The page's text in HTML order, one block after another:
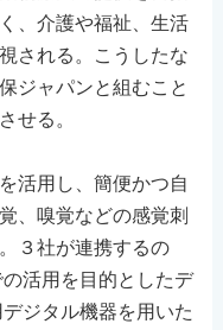
、介護や福祉、生活
される。こうしたな
ジャパンと組むこと
せる。
活用し、簡便かつ自
、嗅覚などの感覚刺
３社が連携するの
活用を目的としたデ
ジタル機器を用いた